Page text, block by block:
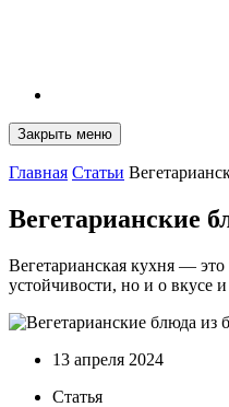
Закрыть меню
Главная Статьи
Вегетарианские
Вегетарианская кухня — это
устойчивости, но и о вкусе
13 апреля 2024
Статья